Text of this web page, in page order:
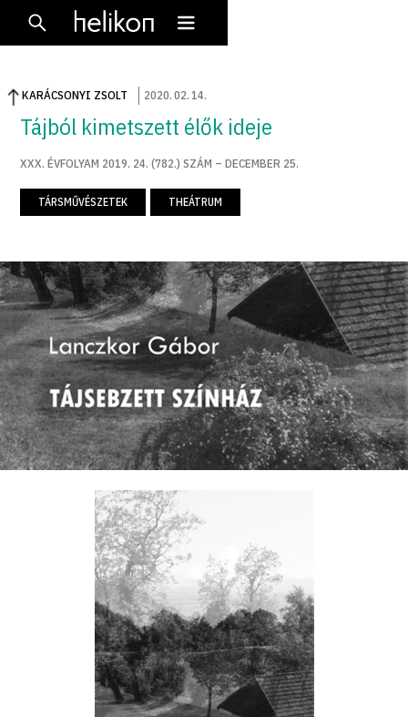
KARÁCSONYI ZSOLT 2020.02. 14.
Tájból kimetszett élők ideje
XXX. ÉVFOLYAM 2019. 24. (782.) SZÁM – DECEMBER 25.
TÁRSMŰVÉSZETEK THEÁTRUM